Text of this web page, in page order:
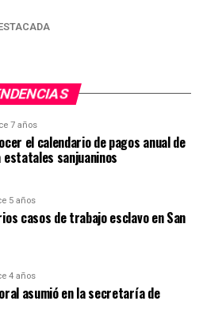
7 años
el calendario de pagos anual de
estatales sanjuaninos
5 años
casos de trabajo esclavo en San
4 años
asumió en la secretaría de